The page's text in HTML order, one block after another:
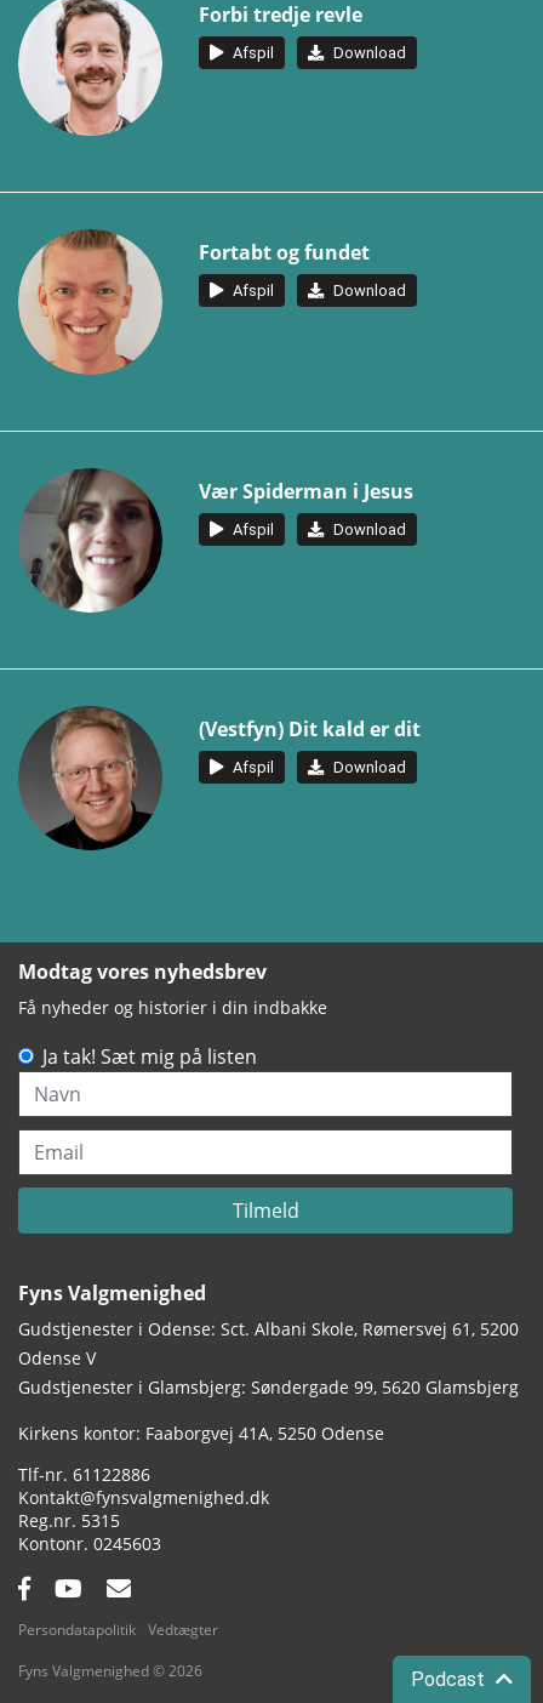
Forbi tredje revle
Afspil Download
Fortabt og fundet
Afspil Download
Vær Spiderman i Jesus
Afspil Download
(Vestfyn) Dit kald er dit
Afspil Download
Podcast
Fyns Valgmenighed
Gudstjenester i Odense: Sct. Albani Skole, Rømersvej 61, 5200
Odense V
Gudstjenester i Glamsbjerg: Søndergade 99, 5620 Glamsbjerg
Adresse:
Kirkens kontor: Faaborgvej 41A 5250 Odense
Tlf.:
61122886
Email:
Kontakt@fynsvalgmenighed.dk
Reg.nr.:
5315
Kontonummer:
0245603
Facebook:
YouTube:
Email:
Modtag vores nyhedsbrev
Få nyheder og historier i din indbakke
Ja tak! Sæt mig på listen
Navn
Email
Tilmeld
Fyns Valgmenighed © 2026
Persondatapolitik Vedtægter